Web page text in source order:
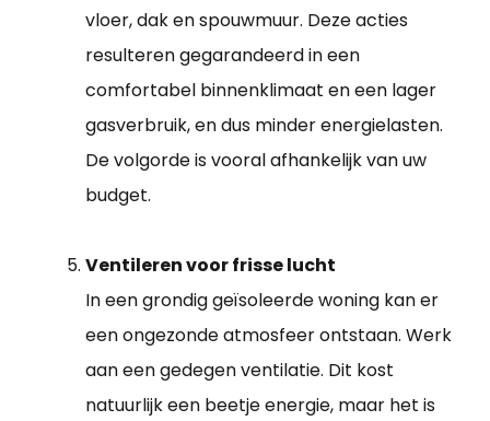
vloer, dak en spouwmuur. Deze acties
resulteren gegarandeerd in een
comfortabel binnenklimaat en een lager
gasverbruik, en dus minder energielasten.
De volgorde is vooral afhankelijk van uw
budget.
Ventileren voor frisse lucht
In een grondig geïsoleerde woning kan er
een ongezonde atmosfeer ontstaan. Werk
aan een gedegen ventilatie. Dit kost
natuurlijk een beetje energie, maar het is